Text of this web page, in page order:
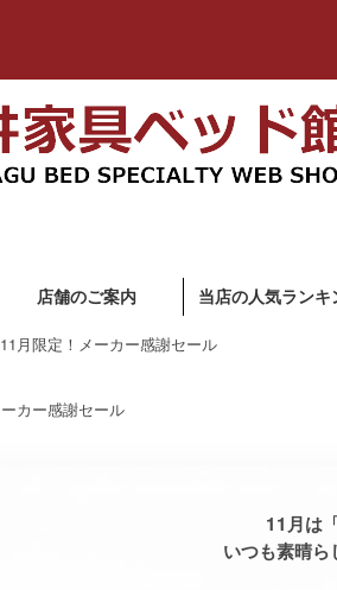
店舗のご案内 当店の人気ランキ
11月限定！メーカー感謝セール
11月は
いつも素晴